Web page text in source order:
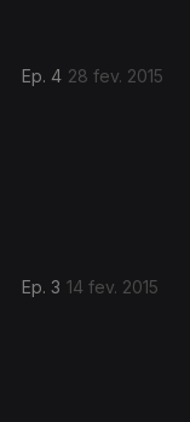
Ep. 4 28 fev. 2015
Ep. 3 14 fev. 2015